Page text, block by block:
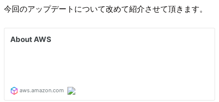
今回のアップデートについて改めて紹介させて頂きます。